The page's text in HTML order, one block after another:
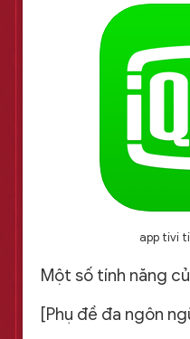
app tivi
Một số tính năng
[Phụ đề đa ngôn